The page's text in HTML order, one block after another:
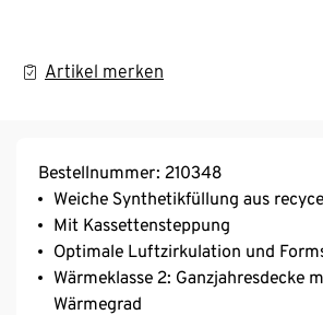
Artikel merken
Bestellnummer: 210348
Weiche Synthetikfüllung aus
Mit Kassettensteppung
Optimale Luftzirkulation und
Wärmeklasse 2: Ganzjahresdecke
Wärmegrad